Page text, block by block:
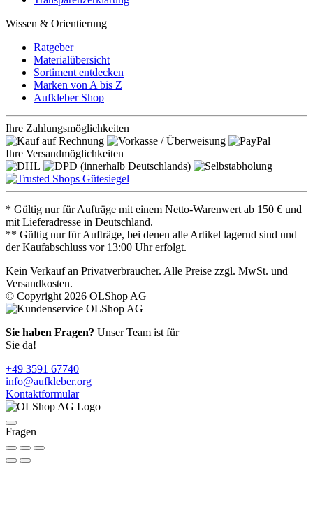
Wissen & Orientierung
Ratgeber
Materialübersicht
Sortiment entdecken
Marken von A bis Z
Aufkleber Shop
Ihre Zahlungsmöglichkeiten
Ihre Versandmöglichkeiten
* Gültig nur für Aufträge mit einem Netto-Warenwert ab 150 € und
mit Lieferadresse in Deutschland.
** Gültig nur für Aufträge, bei denen alle Artikel lagernd sind und
der Kaufabschluss vor 13:00 Uhr erfolgt.
Kein Verkauf an Privatverbraucher. Alle Preise zzgl. MwSt. und
Versandkosten.
© Copyright 2026 OLShop AG
Sie haben Fragen? Unser Team ist für
Sie da!
+49 3591 67740
info@aufkleber.org
Kontaktformular
Fragen